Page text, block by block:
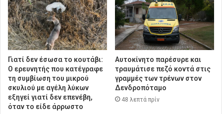
Γιατί δεν έσωσα το κουτάβι:
Ο ερευνητής που κατέγραφε
τη συμβίωση του μικρού
σκυλιού με αγέλη λύκων
εξηγεί γιατί δεν επενέβη,
όταν το είδε άρρωστο
Αυτοκίνητο παρέσυρε και
τραυμάτισε πεζό κοντά στις
γραμμές των τρένων στον
Δενδροπόταμο
48 λεπτά πρίν